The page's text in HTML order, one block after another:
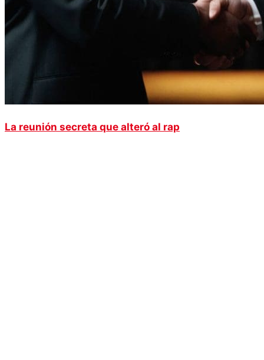
La reunión secreta que alteró al rap